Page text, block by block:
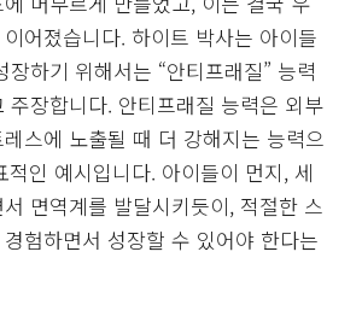
어졌습니다. 하이트 박사는 아이들
장하기 위해서는 “안티프래질” 능력
주장합니다. 안티프래질 능력은 외부
스에 노출될 때 더 강해지는 능력으
적인 예시입니다. 아이들이 먼지, 세
면역계를 발달시키듯이, 적절한 스
험하면서 성장할 수 있어야 한다는